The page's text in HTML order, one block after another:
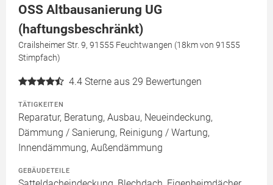
OSS Altbausanierung UG
(haftungsbeschränkt)
Crailsheimer Str. 9, 91555 Feuchtwangen (18km von 91555
Stimpfach)
4.4 Sterne aus 29 Bewertungen
TÄTIGKEITEN
Reparatur, Beratung, Ausbau, Neueindeckung,
Dämmung / Sanierung, Reinigung / Wartung,
Innendämmung, Außendämmung
GEBÄUDETEILE